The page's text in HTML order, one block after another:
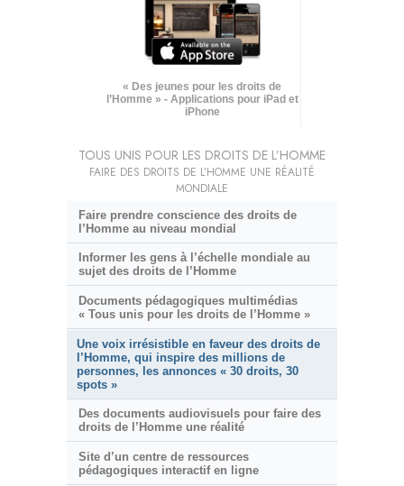
« Des jeunes pour les droits de
l’Homme » - Applications pour iPad et
iPhone
TOUS UNIS POUR LES DROITS DE L’HOMME
FAIRE DES DROITS DE L’HOMME UNE RÉALITÉ
MONDIALE
Faire prendre conscience des droits de
l’Homme au niveau mondial
Informer les gens à l’échelle mondiale au
sujet des droits de l’Homme
Documents pédagogiques multimédias
« Tous unis pour les droits de l’Homme »
Une voix irrésistible en faveur des droits de
l’Homme, qui inspire des millions de
personnes, les annonces « 30 droits, 30
spots »
Des documents audiovisuels pour faire des
droits de l’Homme une réalité
Site d’un centre de ressources
pédagogiques interactif en ligne